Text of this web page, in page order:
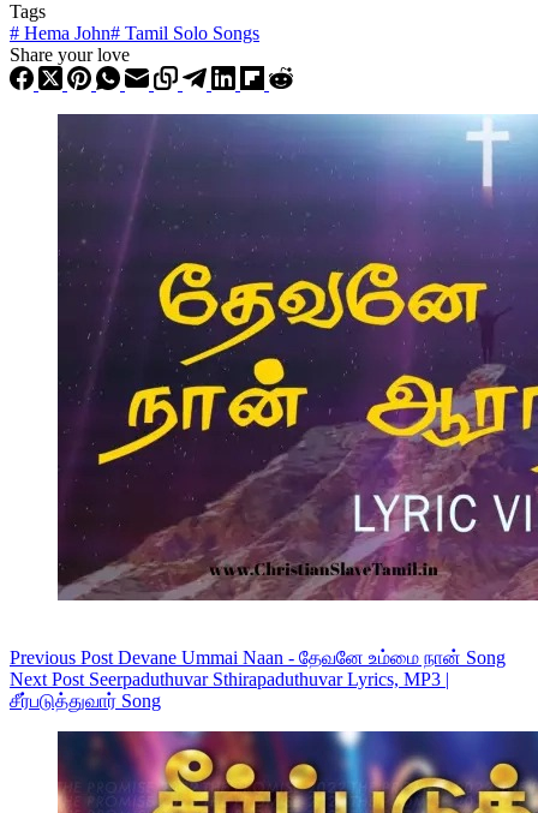
Tags
# Hema John# Tamil Solo Songs
Share your love
Previous Post Devane Ummai Naan - தேவனே உம்மை நான் Song
Next Post Seerpaduthuvar Sthirapaduthuvar Lyrics, MP3 |
சீர்படுத்துவார் Song